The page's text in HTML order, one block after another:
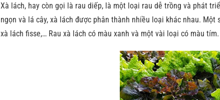
Xà lách, hay còn gọi là rau diếp, là một loại rau dễ trồng và phát
ngọn và lá cây, xà lách được phân thành nhiều loại khác nhau.
xà lách fisse,… Rau xà lách có màu xanh và một vài loại có màu tím.